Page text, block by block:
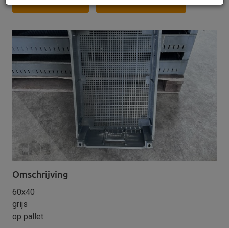
Omschrijving
60x40
grijs
op pallet